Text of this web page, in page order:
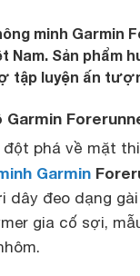
minh Garmin
Nam. Sản phẩm
tập luyện ấn
Garmin
đột phá về mặt
Garmin
dây đeo dạng
gia cố sợi,